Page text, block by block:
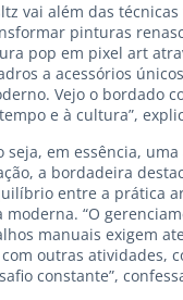
vai além das
pinturas
pop em pixel art
a acessórios
Vejo o bordado
e à cultura”,
seja, em essência,
a bordadeira
entre a prática
“O
manuais exigem
outras atividades,
constante”,